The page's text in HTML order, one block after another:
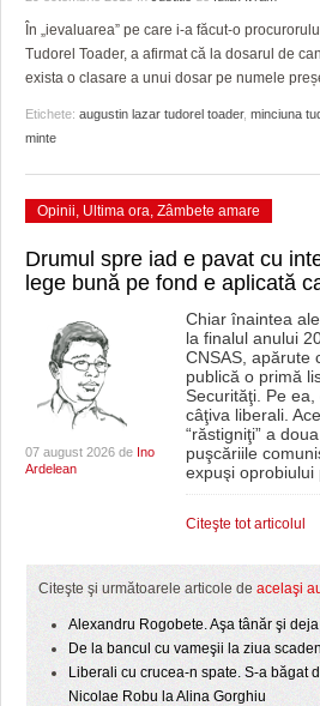
GRĂDINA TAICII DOMNULUI
ZIARISTU’ DE TERASĂ
PE SURSE
CRONICĂ DE FILM
UNDE MERGEM
JOCURI ONLINE
ACCIDENTE
ANUNŢURI
INVATAMANT
JUSTITIE
FILME DOCUMENTARE
CLIPURI VIDEO
JOCURI ONLINE
DIVERSE
FARMACII DIN TIMIŞOARA
LICEE, ŞCOLI ŞI GRĂDINIŢE DIN
PRIMĂRIILE DIN TIMIŞ
SFATUL MEDICULUI
În „ievaluarea” pe care i-a făcut-o
Tudorel Toader, a afirmat că la dosarul de
exista o clasare a unui dosar pe numele
Etichete: augustin lazar tudorel toader, minciuna
minte
Opinii Ultima ora Zâmbete amare
Drumul spre iad e pavat cu
lege bună pe fond e aplicată
07 august 2026 de Ino
Ardelean
Chiar înaintea
la finalul anului
CNSAS, apărute
publică o primă
Securităţi. Pe
câţiva liberali.
“răstigniţi” a
puşcăriile
expuşi oprobiului
Citeşte tot articolul
Citeşte şi următoarele articole de acelaşi
Alexandru Rogobete. Aşa tânăr şi
De la bancul cu vameşii la ziua
Liberali cu crucea-n spate. S-a băgat
Nicolae Robu la Alina Gorghiu